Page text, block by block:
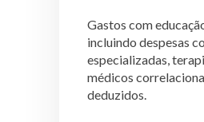
Gastos com
incluindo despesas
especializadas,
médicos
deduzidos.